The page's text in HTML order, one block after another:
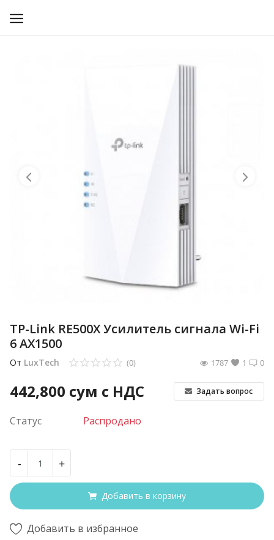
ДЛЯ ОПЕРАТОРОВ СВЯЗИ
TP-Link RE500X Усилитель сигнала Wi-Fi
6 AX1500
От LuxTech 0
(0) 1
1787
442,800 сум с НДС Задать вопрос
Статус Распродано
- +
Добавить в корзину
Добавить в избранное